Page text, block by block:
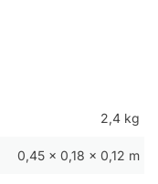
2,4 kg
0,45 × 0,18 × 0,12 m